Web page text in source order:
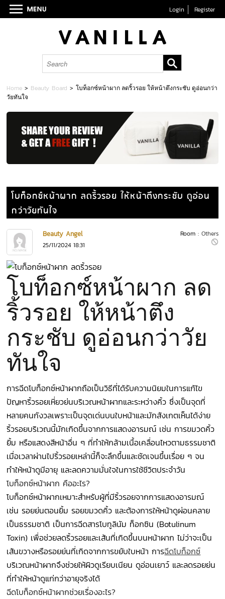
Login Register
Home > Beauty Board >โบท็อกซ์หน้าผาก ลดริ้วรอย ให้หน้าตึงกระชับ ดูอ่อนกว่า
วัยทันใจ
โบท็อกซ์หน้าผาก ลดริ้วรอย ให้หน้าตึงกระชับ ดูอ่อน
กว่าวัยทันใจ
Room : Others
Beauty Angel
25/11/2024 18:31
โบท็อกซ์หน้าผาก ลด
ริ้วรอย ให้หน้าตึง
กระชับ ดูอ่อนกว่าวัย
ทันใจ
การฉีดโบท็อกซ์หน้าผากถือเป็นวิธีที่ได้รับความนิยมในการแก้ไข
ปัญหาริ้วรอยเหี่ยวย่นบริเวณหน้าผากและระหว่างคิ้ว ซึ่งเป็นจุดที่
หลายคนกังวลเพราะเป็นจุดเด่นบนใบหน้าและมักสังเกตเห็นได้ง่าย
ริ้วรอยบริเวณนี้มักเกิดขึ้นจากการแสดงอารมณ์ เช่น การขมวดคิ้ว
ยิ้ม หรือแสดงสีหน้าอื่น ๆ ที่ทำให้กล้ามเนื้อเคลื่อนไหวตามธรรมชาติ
เมื่อเวลาผ่านไปริ้วรอยเหล่านี้ก็จะลึกขึ้นและชัดเจนขึ้นเรื่อย ๆ จน
ทำให้หน้าดูมีอายุ และลดความมั่นใจในการใช้ชีวิตประจำวัน
โบท็อกซ์หน้าผาก คืออะไร?
โบท็อกซ์หน้าผากเหมาะสำหรับผู้ที่มีริ้วรอยจากการแสดงอารมณ์
เช่น รอยย่นตอนยิ้ม รอยขมวดคิ้ว และต้องการให้หน้าดูผ่อนคลาย
เป็นธรรมชาติ เป็นการฉีดสารโบทูลินัม ท็อกซิน (Botulinum
Toxin) เพื่อช่วยลดริ้วรอยและเส้นที่เกิดขึ้นบนหน้าผาก ไม่ว่าจะเป็น
เส้นขวางหรือรอยย่นที่เกิดจากการขยับใบหน้า การฉีดโบท็อกซ์
บริเวณหน้าผากจึงช่วยให้ผิวดูเรียบเนียน ดูอ่อนเยาว์ และลดรอยย่น
ที่ทำให้หน้าดูแก่กว่าอายุจริงได้
ฉีดโบท็อกซ์หน้าผากช่วยเรื่องอะไร?